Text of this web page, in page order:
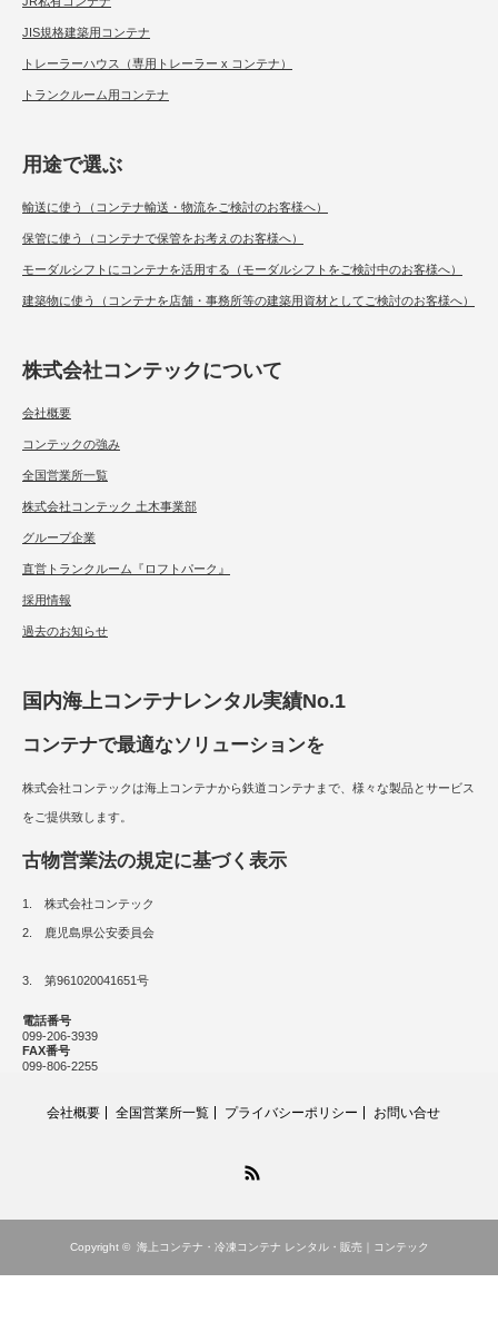
JIS規格建築用コンテナ
トレーラーハウス（専用トレーラー x コンテナ）
トランクルーム用コンテナ
用途で選ぶ
輸送に使う（コンテナ輸送・物流をご検討のお客様へ）
保管に使う（コンテナで保管をお考えのお客様へ）
モーダルシフトにコンテナを活用する（モーダルシフトをご検討中のお客様へ）
建築物に使う（コンテナを店舗・事務所等の建築用資材としてご検討のお客様へ）
株式会社コンテックについて
会社概要
コンテックの強み
全国営業所一覧
株式会社コンテック 土木事業部
グループ企業
直営トランクルーム『ロフトパーク』
採用情報
過去のお知らせ
国内海上コンテナレンタル実績No.1
コンテナで最適なソリューションを
株式会社コンテックは海上コンテナから鉄道コンテナまで、様々な製品とサービス
をご提供致します。
古物営業法の規定に基づく表示
1. 株式会社コンテック
2. 鹿児島県公安委員会
3. 第961020041651号
電話番号
099-206-3939
FAX番号
099-806-2255
会社概要 全国営業所一覧 プライバシーポリシー お問い合せ
Copyright © 海上コンテナ・冷凍コンテナ レンタル・販売｜コンテック